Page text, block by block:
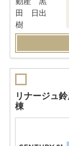
リナージュ
棟